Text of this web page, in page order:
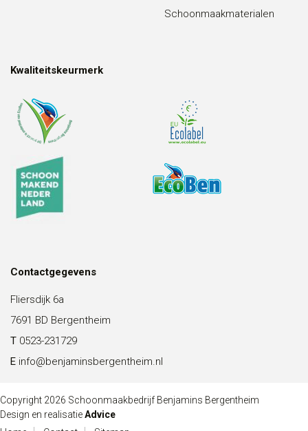
Schoonmaakmaterialen
Kwaliteitskeurmerk
Contactgegevens
Fliersdijk 6a
7691 BD Bergentheim
T 0523-231729
E info@benjaminsbergentheim.nl
Copyright 2026 Schoonmaakbedrijf Benjamins Bergentheim
Design en realisatieAdvice